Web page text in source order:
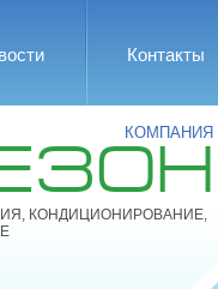
Контакты
КОМПАНИЯ
КОНДИЦИОНИРОВАНИЕ,